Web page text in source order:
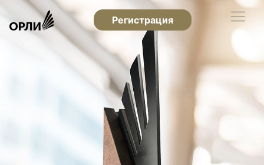
Регистрация